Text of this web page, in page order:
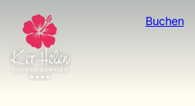
Buchen